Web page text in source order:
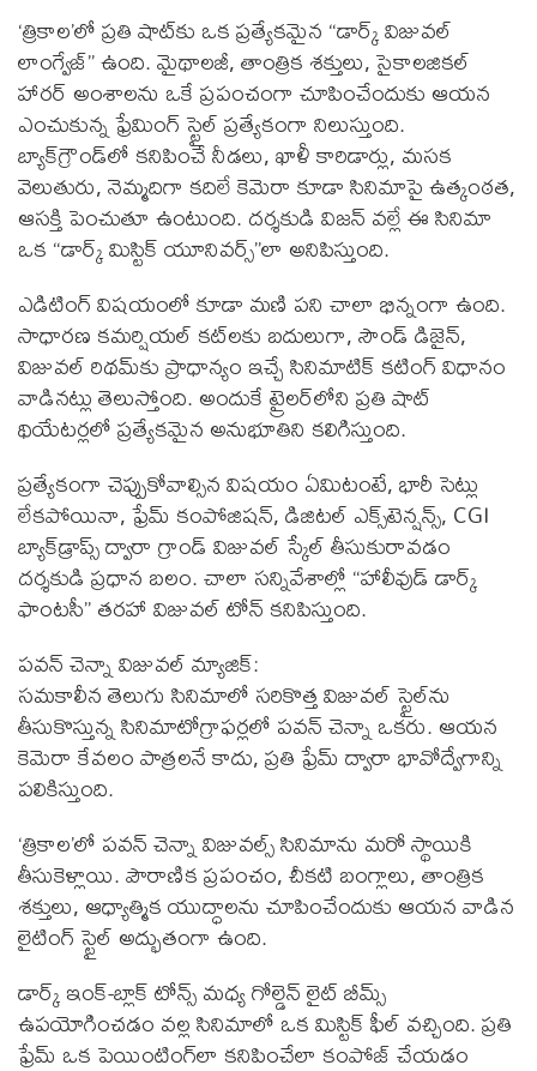
‘త్రికాల’లో ప్రతి షాట్‌కు ఒక ప్రత్యేకమైన “డార్క్ విజువల్
లాంగ్వేజ్” ఉంది. మైథాలజీ, తాంత్రిక శక్తులు, సైకాలజికల్
హారర్ అంశాలను ఒకే ప్రపంచంగా చూపించేందుకు ఆయన
ఎంచుకున్న ఫ్రేమింగ్ స్టైల్ ప్రత్యేకంగా నిలుస్తుంది.
బ్యాక్‌గ్రౌండ్‌లో కనిపించే నీడలు, ఖాళీ కారిడార్లు, మసక
వెలుతురు, నెమ్మదిగా కదిలే కెమెరా కూడా సినిమాపై ఉత్కంఠ‌త‌,
ఆస‌క్తి పెంచుతూ ఉంటుంది. దర్శకుడి విజన్ వల్లే ఈ సినిమా
ఒక “డార్క్ మిస్టిక్ యూనివర్స్”లా అనిపిస్తుంది.
ఎడిటింగ్ విషయంలో కూడా మణి పని చాలా భిన్నంగా ఉంది.
సాధారణ కమర్షియల్ కట్‌లకు బదులుగా, సౌండ్ డిజైన్,
విజువల్ రిథమ్‌కు ప్రాధాన్యం ఇచ్చే సినిమాటిక్ కటింగ్ విధానం
వాడినట్లు తెలుస్తోంది. అందుకే ట్రైలర్‌లోని ప్రతి షాట్
థియేటర్లలో ప్ర‌త్యేక‌మైన‌ అనుభూతిని కలిగిస్తుంది.
ప్రత్యేకంగా చెప్పుకోవాల్సిన విషయం ఏమిటంటే, భారీ సెట్లు
లేకపోయినా, ఫ్రేమ్ కంపోజిషన్, డిజిటల్ ఎక్స్‌టెన్షన్స్, CGI
బ్యాక్‌డ్రాప్స్ ద్వారా గ్రాండ్ విజువల్ స్కేల్ తీసుకురావడం
దర్శకుడి ప్రధాన బలం. చాలా సన్నివేశాల్లో “హాలీవుడ్ డార్క్
ఫాంటసీ” తరహా విజువల్ టోన్ కనిపిస్తుంది.
పవన్ చెన్నా విజువల్ మ్యాజిక్:
సమకాలీన తెలుగు సినిమాలో సరికొత్త విజువల్ స్టైల్‌ను
తీసుకొస్తున్న సినిమాటోగ్రాఫర్లలో పవన్ చెన్నా ఒకరు. ఆయ‌న
కెమెరా కేవలం పాత్రల‌నే కాదు, ప్రతి ఫ్రేమ్ ద్వారా భావోద్వేగాన్ని
పలికిస్తుంది.
‘త్రికాల’లో పవన్ చెన్నా విజువల్స్ సినిమాను మరో స్థాయికి
తీసుకెళ్లాయి. పౌరాణిక ప్రపంచం, చీకటి బంగ్లాలు, తాంత్రిక
శక్తులు, ఆధ్యాత్మిక యుద్ధాలను చూపించేందుకు ఆయన వాడిన
లైటింగ్ స్టైల్ అద్భుతంగా ఉంది.
డార్క్ ఇంక్-బ్లాక్ టోన్స్ మధ్య గోల్డెన్ లైట్ బీమ్స్
ఉపయోగించడం వల్ల సినిమాలో ఒక మిస్టిక్ ఫీల్ వచ్చింది. ప్రతి
ఫ్రేమ్ ఒక పెయింటింగ్‌లా కనిపించేలా కంపోజ్ చేయడం